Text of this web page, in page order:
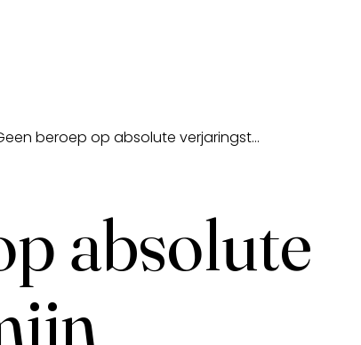
Geen beroep op absolute verjaringstermijn asbestclaims door verzekeraars
absolute